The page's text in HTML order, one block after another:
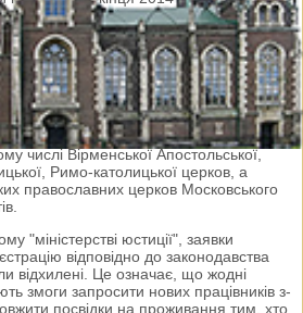
до місцевої "влади" з цього приводу
відділення ФМС РФ у Криму,
громади можуть запрошувати
Поки що кримські релігійні
не мають, і з 1 липня всі релігійні
заяви на перереєстрацію до 1
певна невизначеність щодо
центри яких перебувають поза
числі Вірменської Апостольської,
Римо-католицької церков, а
православних церков Московського
"міністерстві юстиції", заявки
відповідно до законодавства
відхилені. Це означає, що жодні
змоги запросити нових працівників з-
посвідки на проживання тим, хто